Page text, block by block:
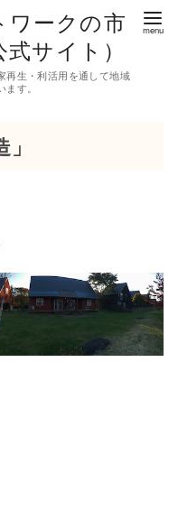
ワークの市
サイト）
再生・利活用を通して地域
す。